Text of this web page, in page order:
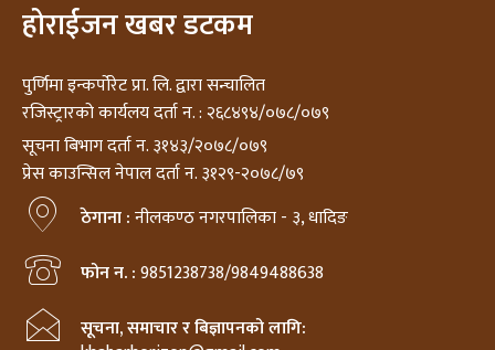
होराईजन खबर डटकम
पुर्णिमा इन्कर्पोरेट प्रा. लि. द्वारा सन्चालित
रजिस्ट्रारको कार्यलय दर्ता न. : २६८४९४/०७८/०७९
सूचना बिभाग दर्ता न. ३१४३/२०७८/०७९
प्रेस काउन्सिल नेपाल दर्ता न. ३१२९-२०७८/७९
ठेगाना :नीलकण्ठ नगरपालिका - ३, धादिङ
फोन न. :9851238738/9849488638
सूचना, समाचार र बिज्ञापनको लागि: